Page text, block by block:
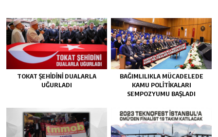
TOKAT ŞEHIDINI DUALARLA
UĞURLADI
BAĞIMLILIKLA MÜCADELEDE
KAMU POLITIKALARI
SEMPOZYUMU BAŞLADI